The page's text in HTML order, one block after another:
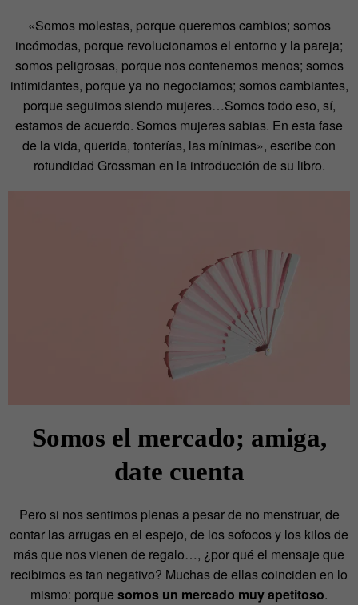
«Somos molestas, porque queremos cambios; somos
incómodas, porque revolucionamos el entorno y la pareja;
somos peligrosas, porque nos contenemos menos; somos
intimidantes, porque ya no negociamos; somos cambiantes,
porque seguimos siendo mujeres…Somos todo eso, sí,
estamos de acuerdo. Somos mujeres sabias. En esta fase
de la vida, querida, tonterías, las mínimas», escribe con
rotundidad Grossman en la introducción de su libro.
Somos el mercado; amiga,
date cuenta
Pero si nos sentimos plenas a pesar de no menstruar, de
contar las arrugas en el espejo, de los sofocos y los kilos de
más que nos vienen de regalo…, ¿por qué el mensaje que
recibimos es tan negativo? Muchas de ellas coinciden en lo
mismo: porque somos un mercado muy apetitoso.